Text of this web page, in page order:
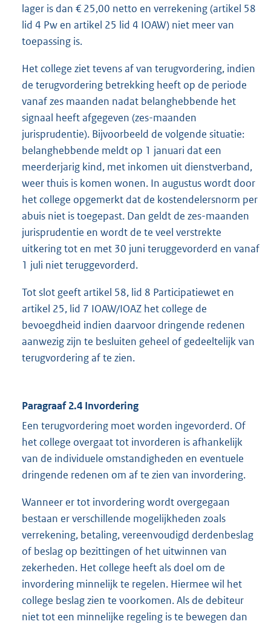
lager is dan € 25,00 netto en verrekening (artikel 58
lid 4 Pw en artikel 25 lid 4 IOAW) niet meer van
toepassing is.
Het college ziet tevens af van terugvordering, indien
de terugvordering betrekking heeft op de periode
vanaf zes maanden nadat belanghebbende het
signaal heeft afgegeven (zes-maanden
jurisprudentie). Bijvoorbeeld de volgende situatie:
belanghebbende meldt op 1 januari dat een
meerderjarig kind, met inkomen uit dienstverband,
weer thuis is komen wonen. In augustus wordt door
het college opgemerkt dat de kostendelersnorm per
abuis niet is toegepast. Dan geldt de zes-maanden
jurisprudentie en wordt de te veel verstrekte
uitkering tot en met 30 juni teruggevorderd en vanaf
1 juli niet teruggevorderd.
Tot slot geeft artikel 58, lid 8 Participatiewet en
artikel 25, lid 7 IOAW/IOAZ het college de
bevoegdheid indien daarvoor dringende redenen
aanwezig zijn te besluiten geheel of gedeeltelijk van
terugvordering af te zien.
Paragraaf 2.4 Invordering
Een terugvordering moet worden ingevorderd. Of
het college overgaat tot invorderen is afhankelijk
van de individuele omstandigheden en eventuele
dringende redenen om af te zien van invordering.
Wanneer er tot invordering wordt overgegaan
bestaan er verschillende mogelijkheden zoals
verrekening, betaling, vereenvoudigd derdenbeslag
of beslag op bezittingen of het uitwinnen van
zekerheden. Het college heeft als doel om de
invordering minnelijk te regelen. Hiermee wil het
college beslag zien te voorkomen. Als de debiteur
niet tot een minnelijke regeling is te bewegen dan